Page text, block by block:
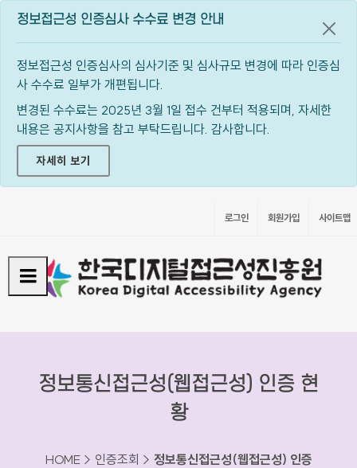
정보접근성 인증심사 수수료 변경 안내
정보접근성 인증심사의 심사기준 및 심사규모 변경에 따라 인증심
사 수수료 일부가 개편됩니다.
변경된 수수료는 2025년 3월 1일 접수 건부터 적용되며, 자세한
내용은 공지사항을 참고 부탁드립니다. 감사합니다.
자세히 보기
공지
로그인 회원가입 사이트맵
정보통신접근성(웹접근성) 인증 현
황
HOME > 인증조회 > 정보통신접근성(웹접근성) 인증